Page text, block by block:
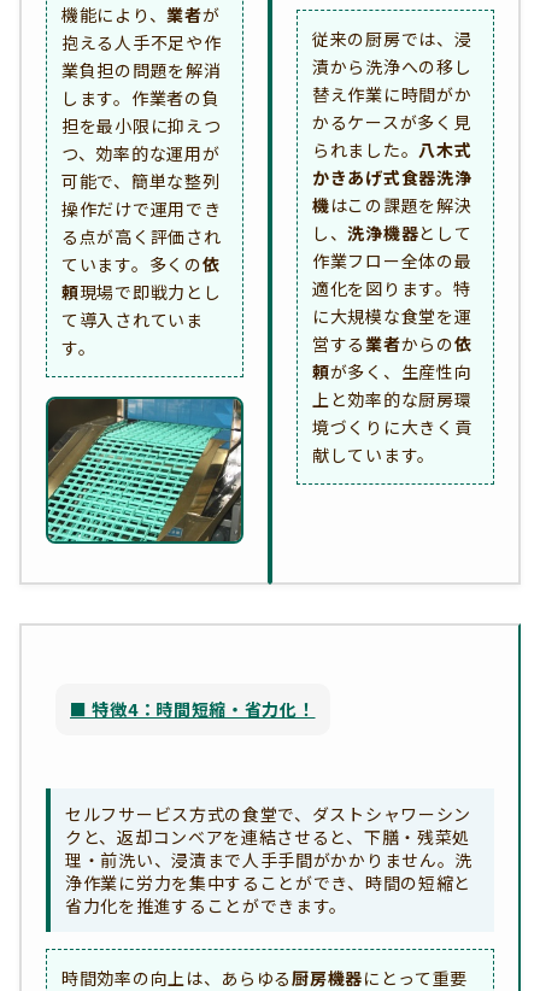
機能により、業者が
抱える人手不足や作
業負担の問題を解消
します。作業者の負
担を最小限に抑えつ
つ、効率的な運用が
可能で、簡単な整列
操作だけで運用でき
る点が高く評価され
ています。多くの依
頼現場で即戦力とし
て導入されていま
す。
従来の厨房では、浸
漬から洗浄への移し
替え作業に時間がか
かるケースが多く見
られました。 八木式
かきあげ式食器洗浄
機はこの課題を解決
し、洗浄機器として
作業フロー全体の最
適化を図ります。特
に大規模な食堂を運
営する業者からの依
頼が多く、生産性向
上と効率的な厨房環
境づくりに大きく貢
献しています。
■ 特徴4：時間短縮・省力化！
セルフサービス方式の食堂で、ダストシャワーシン
クと、返却コンベアを連結させると、下膳・残菜処
理・前洗い、浸漬まで人手手間がかかりません。洗
浄作業に労力を集中することができ、時間の短縮と
省力化を推進することができます。
時間効率の向上は、あらゆる厨房機器にとって重要